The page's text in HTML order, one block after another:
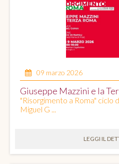
09 marzo 2026
Giuseppe Mazzini e la
"Risorgimento a Roma" ciclo
Miguel G ...
LEGGI IL